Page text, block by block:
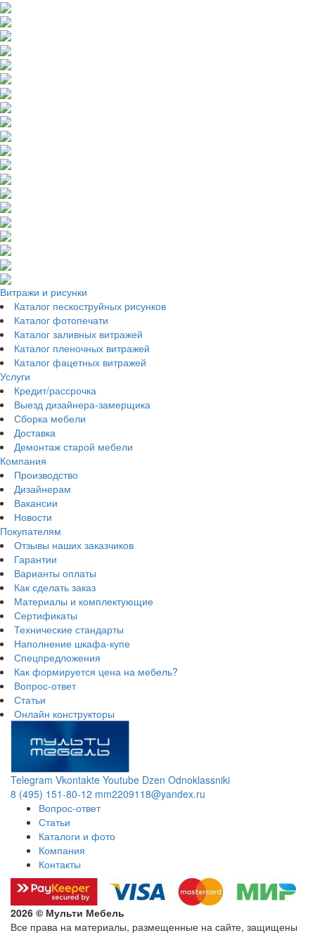
Витражи и рисунки
Каталог пескоструйных рисунков
Каталог фотопечати
Каталог заливных витражей
Каталог пленочных витражей
Каталог фацетных витражей
Услуги
Кредит/рассрочка
Выезд дизайнера-замерщика
Сборка мебели
Доставка
Демонтаж старой мебели
Компания
Производство
Дизайнерам
Вакансии
Новости
Покупателям
Отзывы наших заказчиков
Гарантии
Варианты оплаты
Как сделать заказ
Материалы и комплектующие
Сертификаты
Технические стандарты
Наполнение шкафа-купе
Спецпредложения
Как формируется цена на мебель?
Вопрос-ответ
Статьи
Онлайн конструкторы
Telegram Vkontakte Youtube Dzen Odnoklassniki
8 (495) 151-80-12 mm2209118@yandex.ru
Вопрос-ответ
Статьи
Каталоги и фото
Компания
Контакты
2026 © Мульти Мебель
Все права на материалы, размещенные на сайте, защищены